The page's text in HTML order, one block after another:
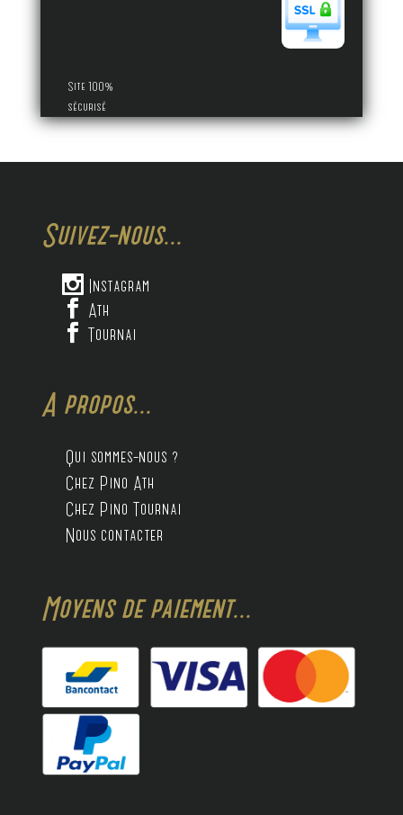
Site 100%
sécurisé
Suivez-nous...
 Instagram
 Ath
 Tournai
A propos...
Qui sommes-nous ?
Chez Pino Ath
Chez Pino Tournai
Nous contacter
Moyens de paiement...